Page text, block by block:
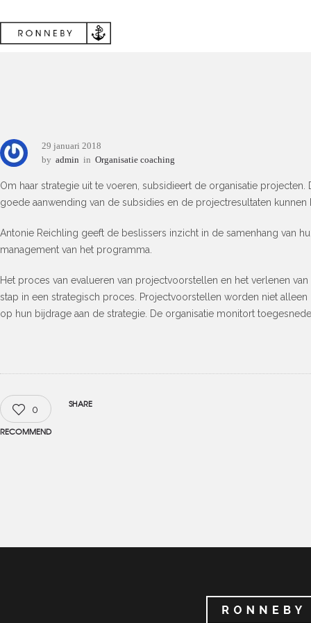
29 januari 2018
by admin in Organisatie coaching
Om haar strategie uit te voeren, subsidieert de organisatie
goede aanwending van de subsidies en de projectresultaten kunnen
Antonie Reichling geeft de beslissers inzicht in de samenhang van
management van het programma.
Het proces van evalueren van projectvoorstellen en het verlenen
stap in een strategisch proces. Projectvoorstellen worden niet
op hun bijdrage aan de strategie. De organisatie monitort
0
RECOMMEND
SHARE